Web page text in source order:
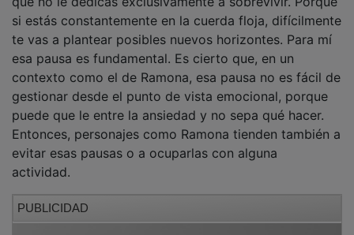
si estás constantemente en la cuerda floja, difícilmente
te vas a plantear posibles nuevos horizontes. Para mí
esa pausa es fundamental. Es cierto que, en un
contexto como el de Ramona, esa pausa no es fácil de
gestionar desde el punto de vista emocional, porque
puede que le entre la ansiedad y no sepa qué hacer.
Entonces, personajes como Ramona tienden también a
evitar esas pausas o a ocuparlas con alguna
actividad.